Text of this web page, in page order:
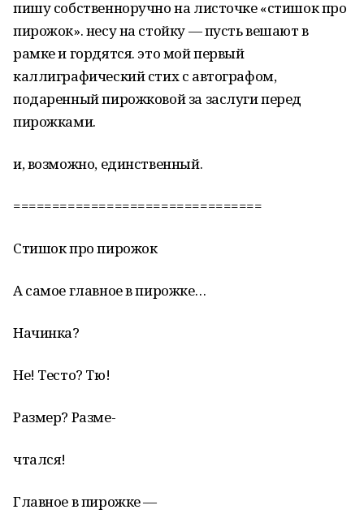
пишу собственноручно на листочке «стишок про
пирожок». несу на стойку — пусть вешают в
рамке и гордятся. это мой первый
каллиграфический стих с автографом,
подаренный пирожковой за заслуги перед
пирожками.
и, возможно, единственный.
================================
Стишок про пирожок
А самое главное в пирожке…
Начинка?
Не! Тесто? Тю!
Размер? Разме-
чтался!
Главное в пирожке —